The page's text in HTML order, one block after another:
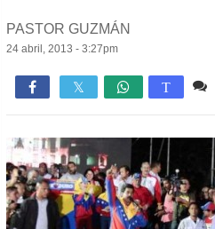
PASTOR GUZMÁN
24 abril, 2013 - 3:27pm
 T